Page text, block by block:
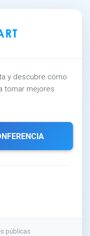
y descubre cómo
tomar mejores
públicas